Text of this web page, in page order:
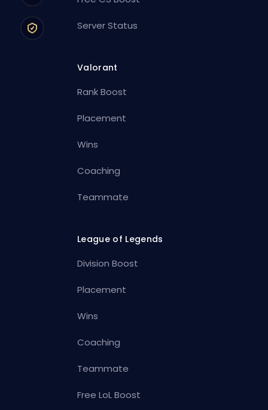
Server Status
Valorant
Rank Boost
Placement
Wins
Coaching
Teammate
League of Legends
Division Boost
Placement
Wins
Coaching
Teammate
Free LoL Boost